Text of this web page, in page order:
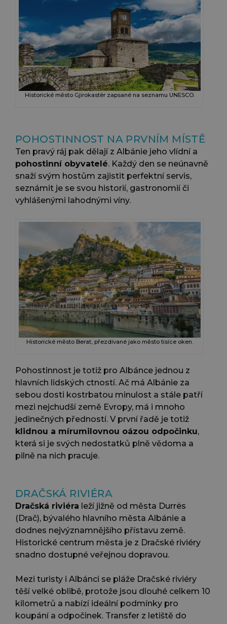
Historické město Gjirokastër zapsané na seznamu UNESCO.
POHOSTINNOST NA PRVNÍM MÍSTĚ
Ten pravý ráj pak dělají z Albánie jeho vlídní a
pohostinní obyvatelé. Každý den se neúnavně
snaží svým hostům zajistit perfektní servis,
seznámit je se svou historií, gastronomií či
vyhlášenými lahodnými víny.
Historické město Berat, přezdívané jako město tisíce oken.
Pohostinnost je totiž pro Albánce jednou z
hlavních lidských ctností. Ač má Albánie za
sebou dosti kostrbatou minulost a stále patří
mezi nejchudší země Evropy, má i mnoho
jedinečných předností. V první řadě je totiž
klidnou a mírumilovnou oázou odpočinku,
která si je svých nedostatků plně vědoma a
pilně na nich pracuje.
DRAČSKÁ RIVIÉRA
Dračská riviéra leží jižně od města Durrës
(Drač), bývalého hlavního města Albánie a
dodnes nejvýznamnějšího přístavu země.
Historické centrum města je z Dračské riviéry
snadno dostupné veřejnou dopravou.
Mezi turisty i Albánci se pláže Dračské riviéry
těší velké oblibě, protože jsou dlouhé celkem 10
kilometrů a nabízí ideální podmínky pro
koupání a odpočinek. Transfer z letiště do